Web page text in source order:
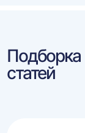
Подборка
статей